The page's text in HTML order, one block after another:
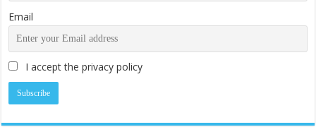
Email
I accept the privacy policy